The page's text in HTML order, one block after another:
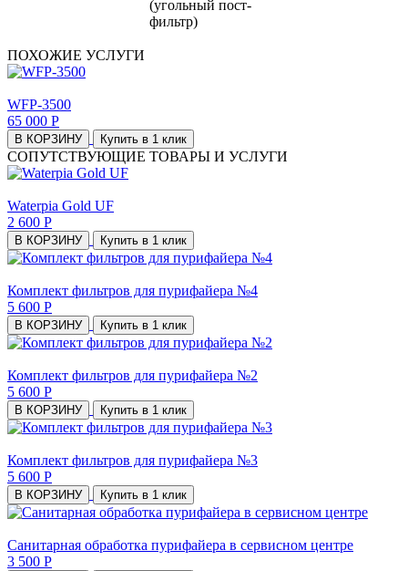
(угольный пост-
фильтр)
ПОХОЖИЕ УСЛУГИ
WFP-3500
65 000 Р
В КОРЗИНУ Купить в 1 клик
СОПУТСТВУЮЩИЕ ТОВАРЫ И УСЛУГИ
Waterpia Gold UF
2 600 Р
В КОРЗИНУ Купить в 1 клик
Комплект фильтров для пурифайера №4
5 600 Р
В КОРЗИНУ Купить в 1 клик
Комплект фильтров для пурифайера №2
5 600 Р
В КОРЗИНУ Купить в 1 клик
Комплект фильтров для пурифайера №3
5 600 Р
В КОРЗИНУ Купить в 1 клик
Санитарная обработка пурифайера в сервисном центре
3 500 Р